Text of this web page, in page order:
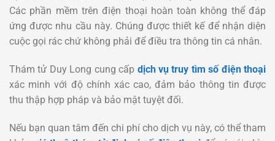
Các phần mềm trên điện thoại hoàn toàn không thể đáp
ứng được nhu cầu này. Chúng được thiết kế để nhận diện
cuộc gọi rác chứ không phải để điều tra thông tin cá nhân.
Thám tử Duy Long cung cấp dịch vụ truy tìm số điện thoại
xác minh với độ chính xác cao, đảm bảo thông tin được
thu thập hợp pháp và bảo mật tuyệt đối.
Nếu bạn quan tâm đến chi phí cho dịch vụ này, có thể tham